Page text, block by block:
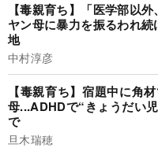
【毒親育ち】「医学部以
ヤン母に暴力を振るわれ
地
中村淳彦
【毒親育ち】宿題中に角
母...ADHDで“きょうだい
で
旦木瑞穂